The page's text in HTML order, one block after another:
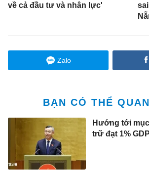
về cả đầu tư và nhân lực'
Zalo
BẠN CÓ THỂ
Hướng tới
trữ đạt 1%